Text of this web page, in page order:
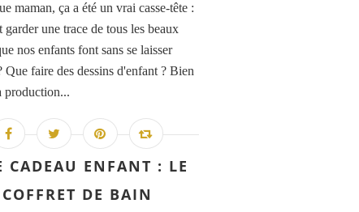
maman, ça a été un vrai casse-tête :
garder une trace de tous les beaux
nos enfants font sans se laisser
Que faire des dessins d'enfant ? Bien
production...
CADEAU ENFANT : LE
COFFRET DE BAIN